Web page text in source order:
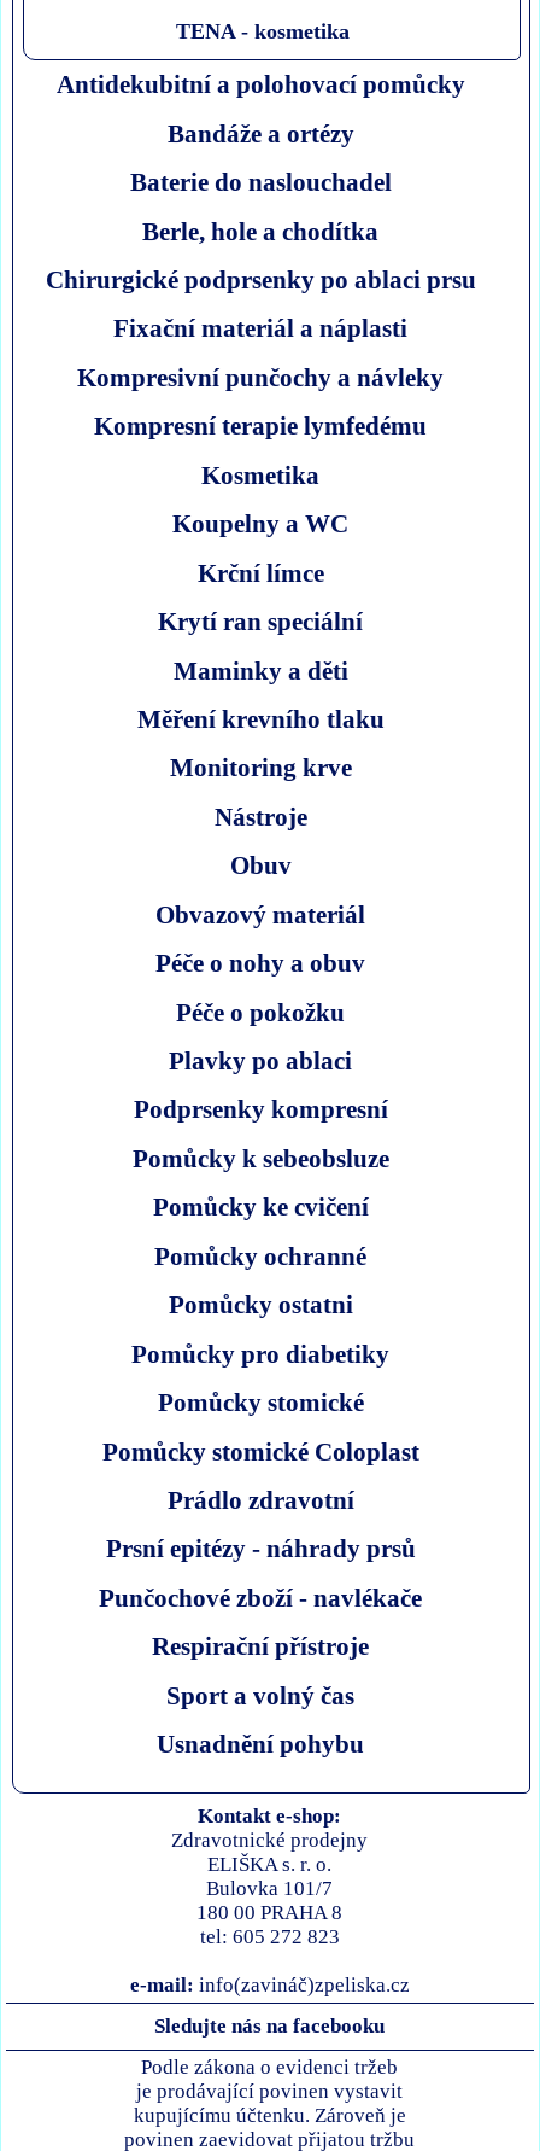
TENA - kosmetika
Antidekubitní a polohovací pomůcky
Bandáže a ortézy
Baterie do naslouchadel
Berle, hole a chodítka
Chirurgické podprsenky po ablaci prsu
Fixační materiál a náplasti
Kompresivní punčochy a návleky
Kompresní terapie lymfedému
Kosmetika
Koupelny a WC
Krční límce
Krytí ran speciální
Maminky a děti
Měření krevního tlaku
Monitoring krve
Nástroje
Obuv
Obvazový materiál
Péče o nohy a obuv
Péče o pokožku
Plavky po ablaci
Podprsenky kompresní
Pomůcky k sebeobsluze
Pomůcky ke cvičení
Pomůcky ochranné
Pomůcky ostatni
Pomůcky pro diabetiky
Pomůcky stomické
Pomůcky stomické Coloplast
Prádlo zdravotní
Prsní epitézy - náhrady prsů
Punčochové zboží - navlékače
Respirační přístroje
Sport a volný čas
Usnadnění pohybu
Kontakt e-shop:
Zdravotnické prodejny
ELIŠKA s. r. o.
Bulovka 101/7
180 00 PRAHA 8
tel: 605 272 823
e-mail: info(zavináč)zpeliska.cz
Sledujte nás na facebooku
Podle zákona o evidenci tržeb
je prodávající povinen vystavit
kupujícímu účtenku. Zároveň je
povinen zaevidovat přijatou tržbu